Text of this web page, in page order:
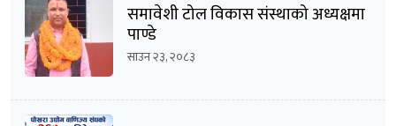
समावेशी टोल विकास संस्थाको अध्यक्षमा
पाण्डे
साउन २३, २०८३